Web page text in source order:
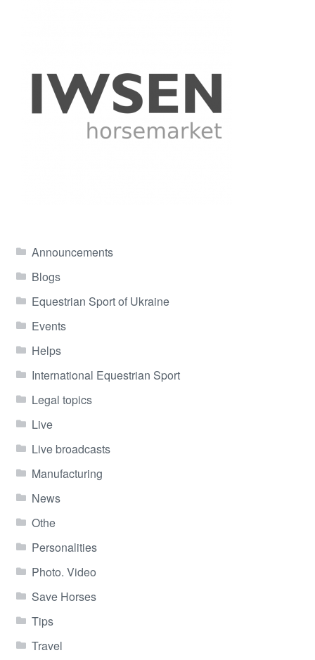
Announcements
Blogs
Equestrian Sport of Ukraine
Events
Helps
International Equestrian Sport
Legal topics
Live
Live broadcasts
Manufacturing
News
Othe
Personalities
Photo. Video
Save Horses
Tips
Travel